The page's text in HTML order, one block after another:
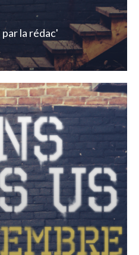
parla rédac'